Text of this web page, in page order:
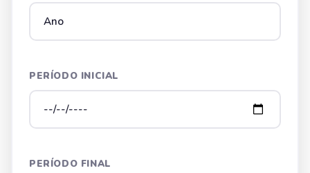
PERÍODO INICIAL
PERÍODO FINAL